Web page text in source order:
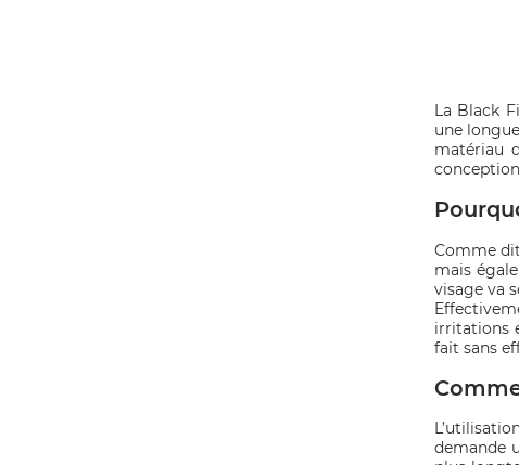
La Black
une
matériau
Comme
mais
visage va
irritations
fait sans
demande